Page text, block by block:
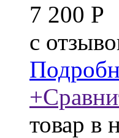
7 200 Р
c
+
товар в